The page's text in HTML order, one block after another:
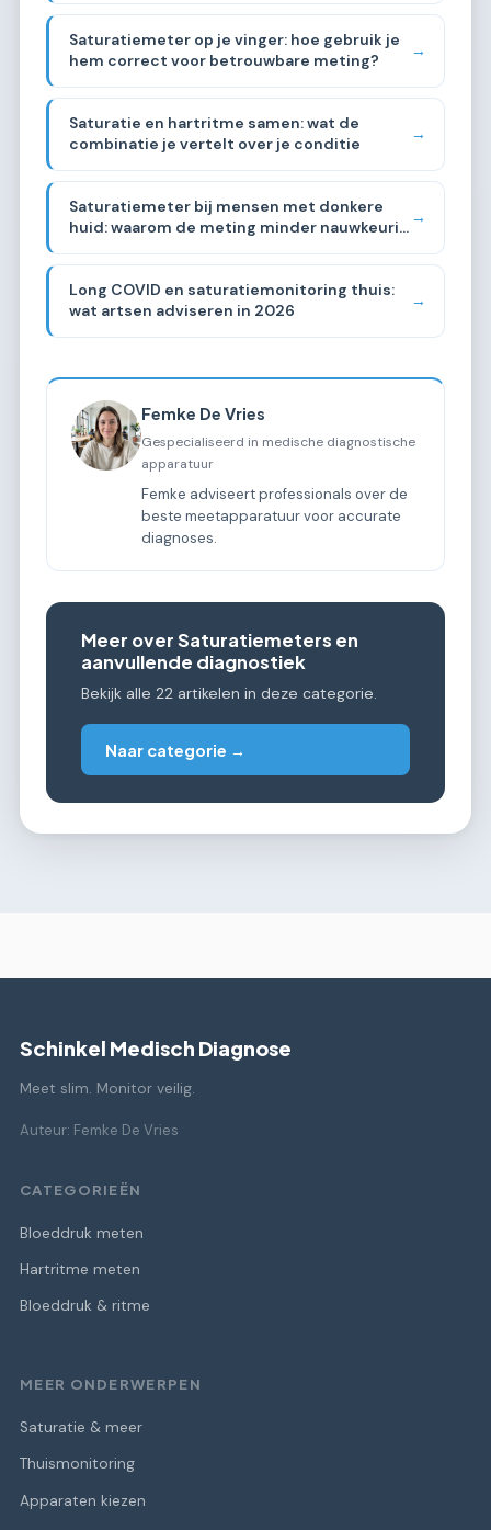
Saturatiemeter op je vinger: hoe gebruik je
hem correct voor betrouwbare meting?
→
Saturatie en hartritme samen: wat de
combinatie je vertelt over je conditie
→
Saturatiemeter bij mensen met donkere
huid: waarom de meting minder nauwkeurig
→
Long COVID en saturatiemonitoring thuis:
wat artsen adviseren in 2026
→
Femke De Vries
Gespecialiseerd in medische diagnostische
apparatuur
Femke adviseert professionals over de
beste meetapparatuur voor accurate
diagnoses.
Meer over Saturatiemeters en
aanvullende diagnostiek
Bekijk alle 22 artikelen in deze categorie.
Naar categorie →
Schinkel Medisch Diagnose
Meet slim. Monitor veilig.
Auteur: Femke De Vries
CATEGORIEËN
Bloeddruk meten
Hartritme meten
Bloeddruk & ritme
MEER ONDERWERPEN
Saturatie & meer
Thuismonitoring
Apparaten kiezen